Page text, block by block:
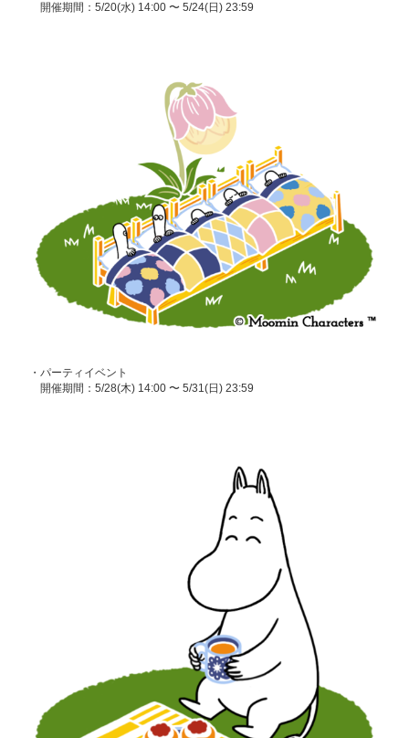
開催期間：5/20(水) 14:00 〜 5/24(日) 23:59
・パーティイベント
開催期間：5/28(木) 14:00 〜 5/31(日) 23:59